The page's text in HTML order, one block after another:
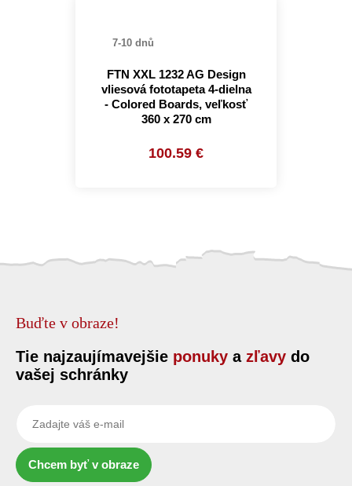
7-10 dnů
FTN XXL 1232 AG Design
vliesová fototapeta 4-dielna
- Colored Boards, veľkosť
360 x 270 cm
100.59 €
Buďte v obraze!
Tie najzaujímavejšie ponuky a zľavy do
vašej schránky
Chcem byť v obraze